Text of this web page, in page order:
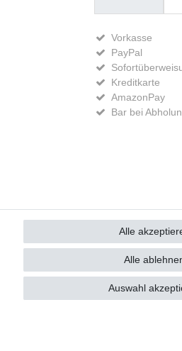
Vorkasse
PayPal
Kreditkarte
AmazonPay
Bar bei
AGB Kontakt
Alle
Alle
Auswahl